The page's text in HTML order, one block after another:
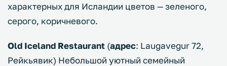
характерных для Исландии цветов — зеленого,
серого, коричневого.
Old Iceland Restaurant (адрес: Laugavegur 72,
Рейкьявик) Небольшой уютный семейный